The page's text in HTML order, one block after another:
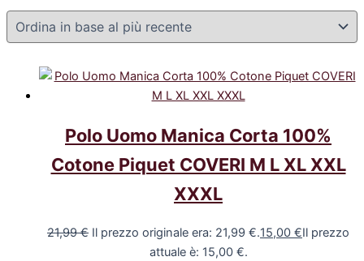
Polo Uomo Manica Corta 100%
Cotone Piquet COVERI M L XL XXL
XXXL
21,99€ Il prezzo originale era: 21,99 €.15,00 €Il prezzo
attuale è: 15,00 €.